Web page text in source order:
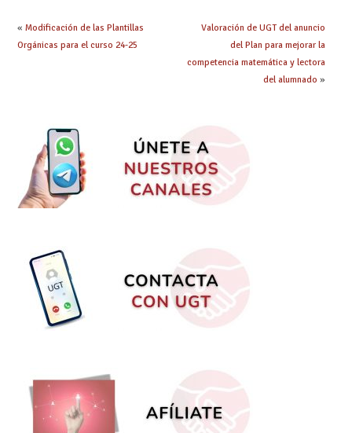
la mayor agilidad
« Modificación de las Plantillas
Orgánicas para el curso 24-25
Valoración de UGT del anuncio
del Plan para mejorar la
competencia matemática y lectora
del alumnado »